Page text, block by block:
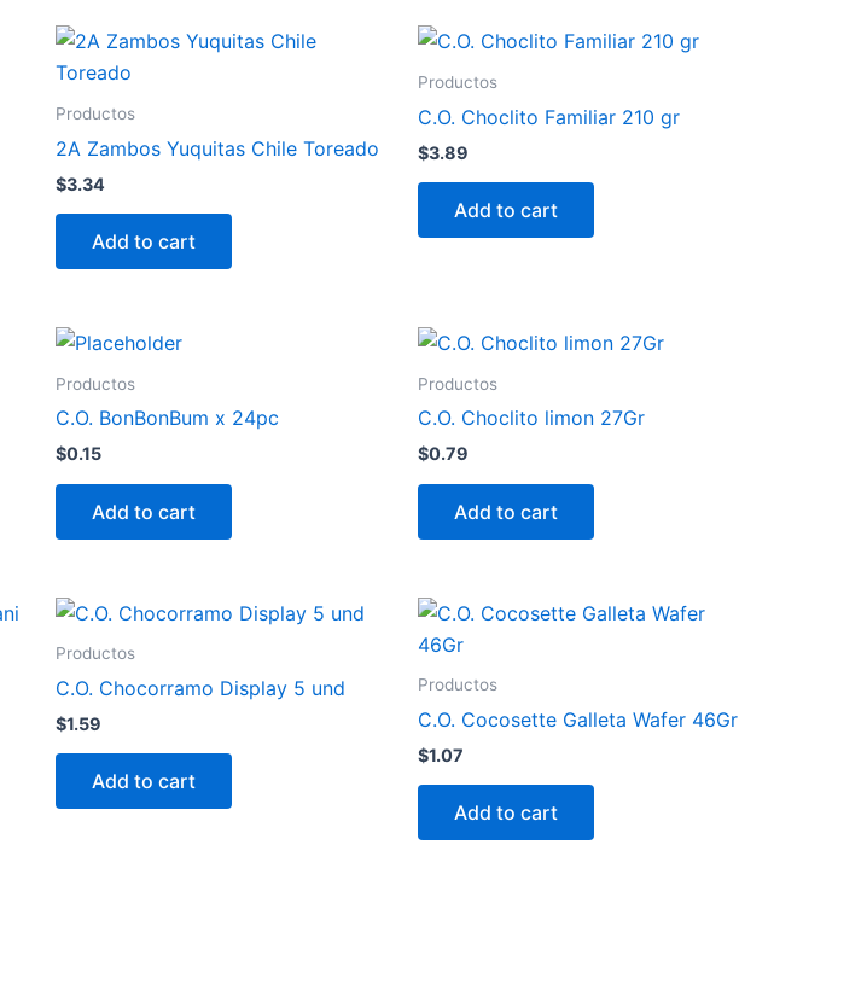
Productos
2A Zambos Yuquitas Chile Toreado
$3.34
Add to cart
Productos
C.O. Choclito Familiar 210 gr
$3.89
Add to cart
Productos
C.O. BonBonBum x 24pc
$0.15
Add to cart
Productos
C.O. Choclito limon 27Gr
$0.79
Add to cart
Productos
C.O. Chocorramo Display 5 und
$1.59
Add to cart
Productos
C.O. Cocosette Galleta Wafer 46Gr
$1.07
Add to cart